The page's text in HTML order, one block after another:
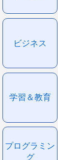
ビジネス
学習＆教育
プログラミン
グ